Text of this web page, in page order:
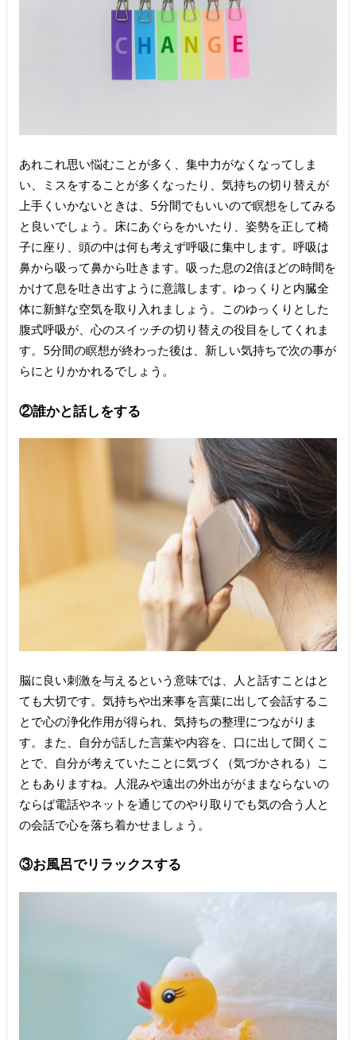
あれこれ思い悩むことが多く、集中力がなくなってしま
い、ミスをすることが多くなったり、気持ちの切り替えが
上手くいかないときは、5分間でもいいので瞑想をしてみる
と良いでしょう。床にあぐらをかいたり、姿勢を正して椅
子に座り、頭の中は何も考えず呼吸に集中します。呼吸は
鼻から吸って鼻から吐きます。吸った息の2倍ほどの時間を
かけて息を吐き出すように意識します。ゆっくりと内臓全
体に新鮮な空気を取り入れましょう。このゆっくりとした
腹式呼吸が、心のスイッチの切り替えの役目をしてくれま
す。5分間の瞑想が終わった後は、新しい気持ちで次の事が
らにとりかかれるでしょう。
②誰かと話しをする
脳に良い刺激を与えるという意味では、人と話すことはと
ても大切です。気持ちや出来事を言葉に出して会話するこ
とで心の浄化作用が得られ、気持ちの整理につながりま
す。また、自分が話した言葉や内容を、口に出して聞くこ
とで、自分が考えていたことに気づく（気づかされる）こ
ともありますね。人混みや遠出の外出ががままならないの
ならば電話やネットを通じてのやり取りでも気の合う人と
の会話で心を落ち着かせましょう。
③お風呂でリラックスする